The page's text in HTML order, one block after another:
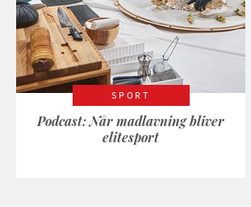
SPORT
Podcast: Når madlavning bliver
elitesport